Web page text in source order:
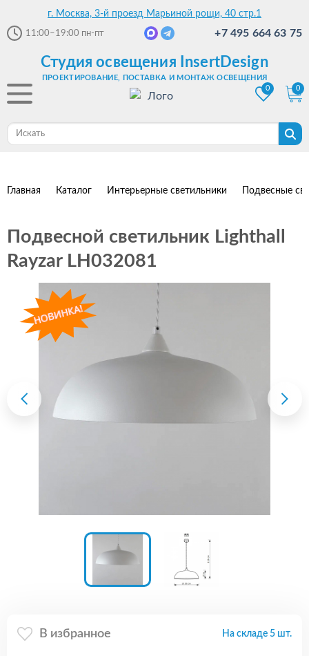
г. Москва, 3-й проезд Марьиной рощи, 40 стр.1
11:00–19:00 пн-пт +7 495 664 63 75
Студия освещения InsertDesign
ПРОЕКТИРОВАНИЕ, ПОСТАВКА И МОНТАЖ ОСВЕЩЕНИЯ
0
0
Главная Каталог Интерьерные светильники Подвесные
Подвесной светильник Lighthall
Rayzar LH032081
В избранное На складе 5 шт.